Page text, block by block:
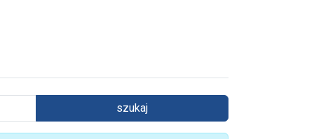
szukaj